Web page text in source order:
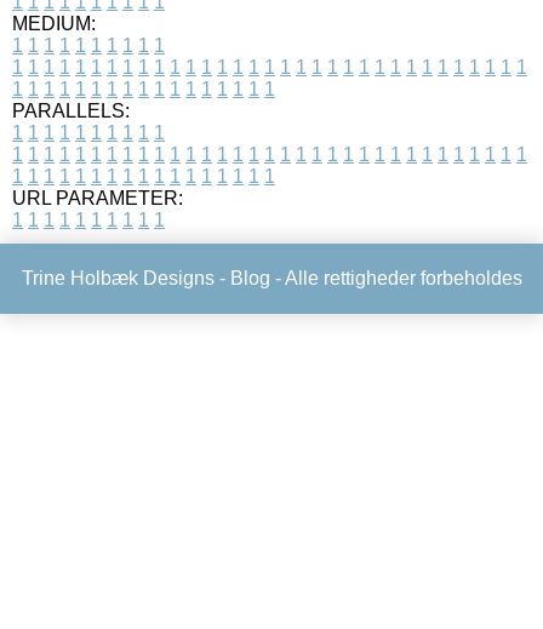
MEDIUM:
1 1 1 1 1 1 1 1 1 1
1 1 1 1 1 1 1 1 1 1 1 1 1 1 1 1 1 1 1 1 1 1 1 1 1 1 1 1 1 1 1 1 1
1 1 1 1 1 1 1 1 1 1 1 1 1 1 1 1 1
PARALLELS:
1 1 1 1 1 1 1 1 1 1
1 1 1 1 1 1 1 1 1 1 1 1 1 1 1 1 1 1 1 1 1 1 1 1 1 1 1 1 1 1 1 1 1
1 1 1 1 1 1 1 1 1 1 1 1 1 1 1 1 1
URL PARAMETER:
1 1 1 1 1 1 1 1 1 1
Trine Holbæk Designs - Blog - Alle rettigheder forbeholdes